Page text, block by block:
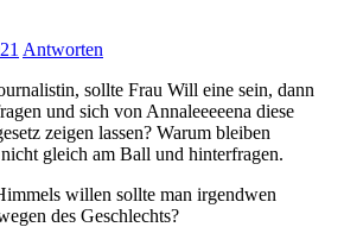
Antworten
sollte Frau Will eine sein, dann
und sich von Annaleeeeena diese
zeigen lassen? Warum bleiben
gleich am Ball und hinterfragen.
willen sollte man irgendwen
des Geschlechts?